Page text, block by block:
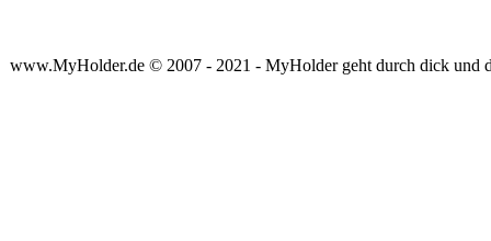
www.MyHolder.de © 2007 - 2021 - MyHolder geht durch dick und